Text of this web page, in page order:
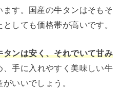
す。国産の牛タンはそもそ
しても価格帯が高いです。
タンは安く、それでいて甘み
、手に入れやすく美味しい牛
いいでしょう。